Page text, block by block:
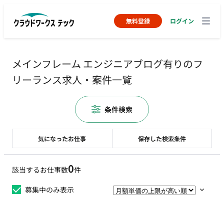
無料登録 ログイン
メインフレーム エンジニアブログ有りのフ
リーランス求人・案件一覧
該当するお仕事数0件
募集中のみ表示
気になったお仕事 保存した検索条件
条件検索